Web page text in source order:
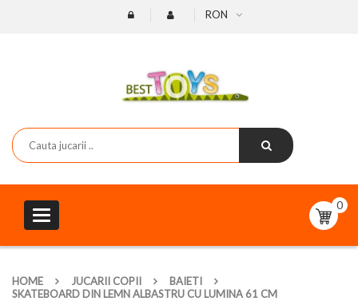
RON
Toggle
navigation
0
HOME JUCARII COPII
BAIETI
SKATEBOARD DIN LEMN ALBASTRU CU LUMINA 61 CM